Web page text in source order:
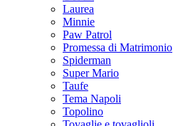
Laurea
Minnie
Paw Patrol
Promessa di Matrimonio
Spiderman
Super Mario
Taufe
Tema Napoli
Topolino